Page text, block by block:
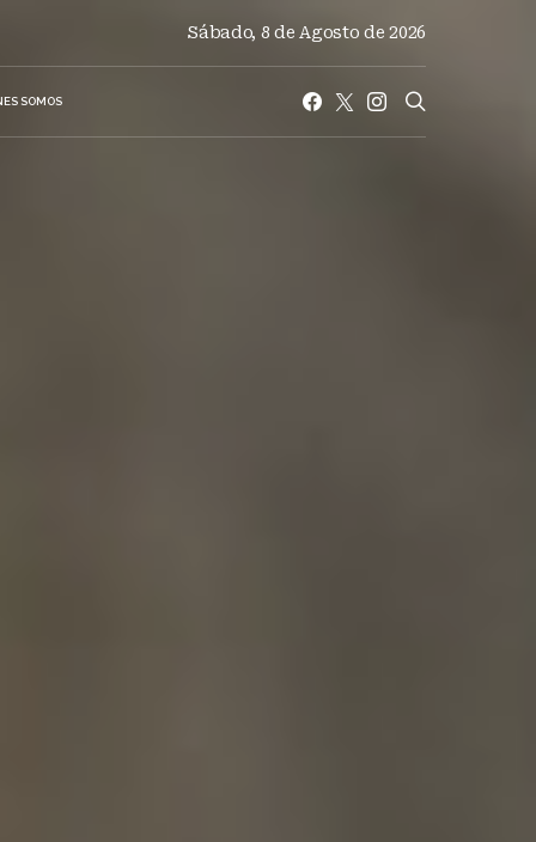
Sábado, 8 de Agosto de 2026
SOMOS